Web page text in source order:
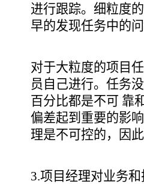
进行跟踪。细粒度
早的发现任务中的
对于大粒度的项目
员自己进行。任务
百分比都是不可 靠
偏差起到重要的影
理是不可控的，因
3.项目经理对业务